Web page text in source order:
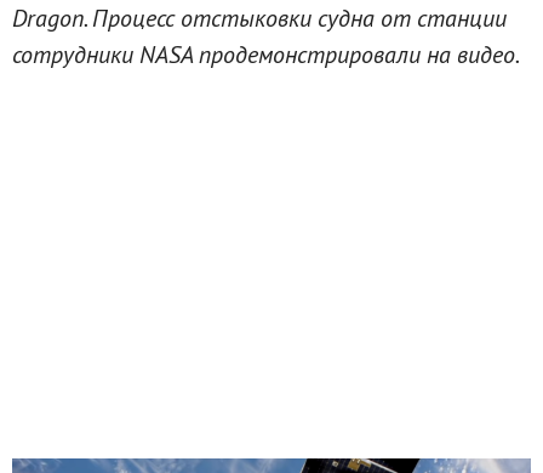
Dragon. Процесс отстыковки судна от станции
сотрудники NASA продемонстрировали на видео.